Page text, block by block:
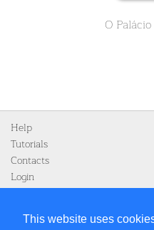
This website uses
Help
Tutorials
Contacts
Login
Register